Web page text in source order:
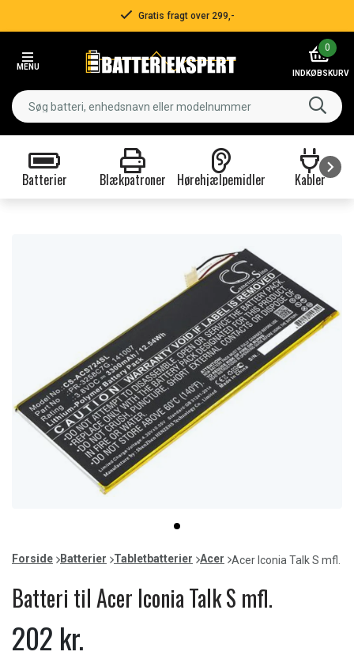
Gratis fragt over 299,-
MENU
0
INDKØBSKURV
Batterier Blækpatroner Hørehjælpemidler Kabler
item
0
of
Forside Batterier Tabletbatterier Acer Acer Iconia Talk S mfl.
Batteri til Acer Iconia Talk S mfl.
202 kr.